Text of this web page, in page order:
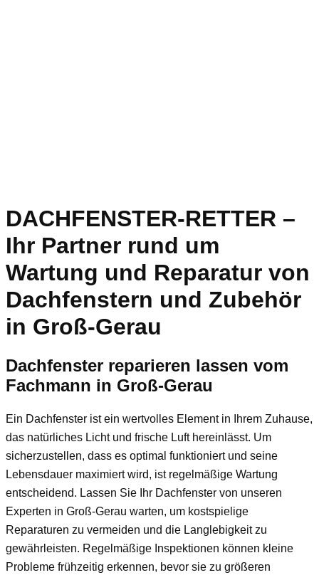
DACHFENSTER-RETTER –
Ihr Partner rund um
Wartung und Reparatur von
Dachfenstern und Zubehör
in Groß-Gerau
Dachfenster reparieren lassen vom
Fachmann in Groß-Gerau
Ein Dachfenster ist ein wertvolles Element in Ihrem Zuhause,
das natürliches Licht und frische Luft hereinlässt. Um
sicherzustellen, dass es optimal funktioniert und seine
Lebensdauer maximiert wird, ist regelmäßige Wartung
entscheidend. Lassen Sie Ihr Dachfenster von unseren
Experten in Groß-Gerau warten, um kostspielige
Reparaturen zu vermeiden und die Langlebigkeit zu
gewährleisten. Regelmäßige Inspektionen können kleine
Probleme frühzeitig erkennen, bevor sie zu größeren